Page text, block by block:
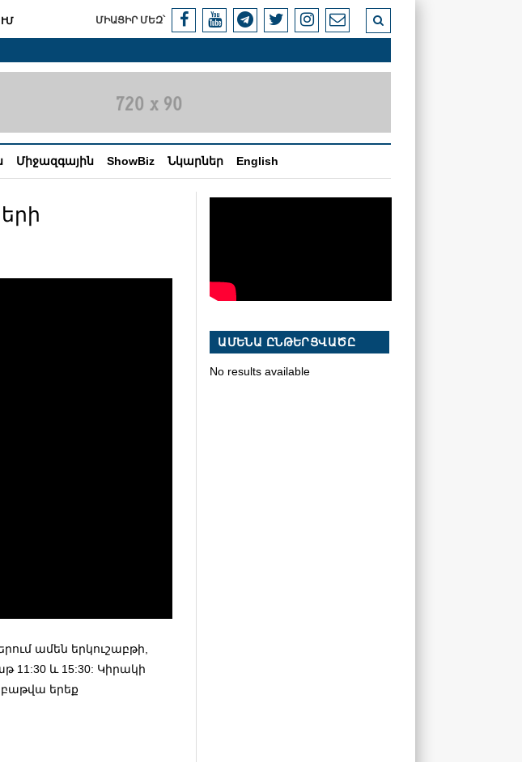
ՄԻԱՑԻՐ ՄԵԶ՝
Միջազգային ShowBiz Նկարներ English
ամեն երկուշաբթի,
11:30 և 15:30: Կիրակի
երեք
ԱՄԵՆԱ ԸՆԹԵՐՑՎԱԾԸ
No results available